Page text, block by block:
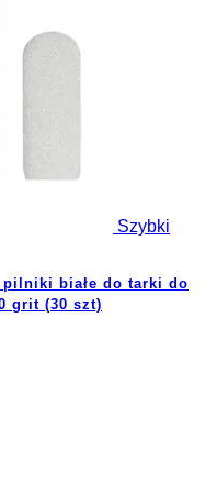
Szybki
pilniki białe do tarki do
grit (30 szt)